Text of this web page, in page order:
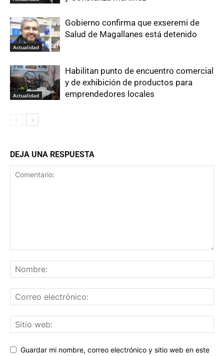
Actualidad
Gobierno confirma que exseremi de
Salud de Magallanes está detenido
Actualidad
Habilitan punto de encuentro comercial
y de exhibición de productos para
emprendedores locales
DEJA UNA RESPUESTA
Guardar mi nombre, correo electrónico y sitio web en este